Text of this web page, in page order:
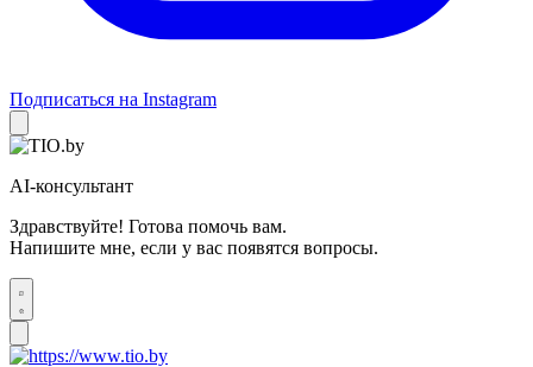
Подписаться на Instagram
AI-консультант
Здравствуйте! Готова помочь вам.
Напишите мне, если у вас появятся вопросы.